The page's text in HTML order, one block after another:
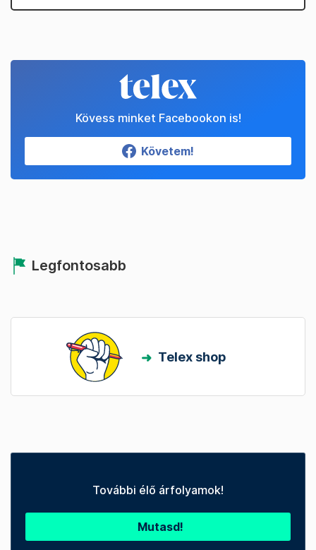
Kövess minket Facebookon is!
Követem!
Legfontosabb
Telex shop
További élő árfolyamok!
Mutasd!